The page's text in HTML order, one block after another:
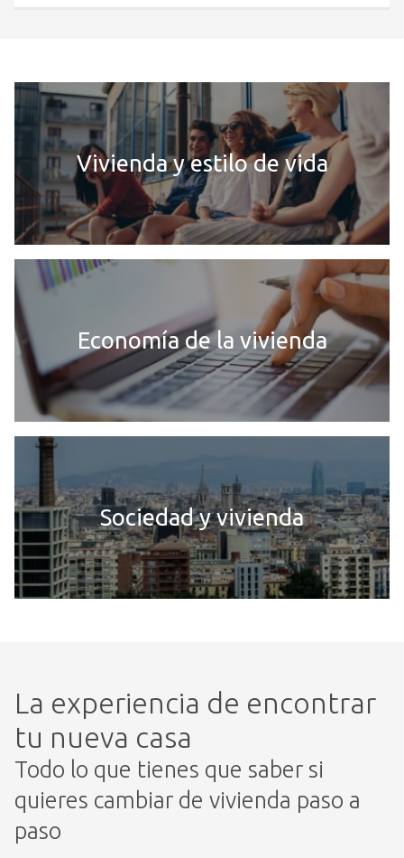
Vivienda y estilo de vida
Economía de la vivienda
Sociedad y vivienda
La experiencia de encontrar
tu nueva casa
Todo lo que tienes que saber si
quieres cambiar de vivienda paso a
paso